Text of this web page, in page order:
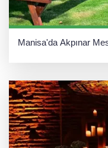
Manisa'da Akpınar